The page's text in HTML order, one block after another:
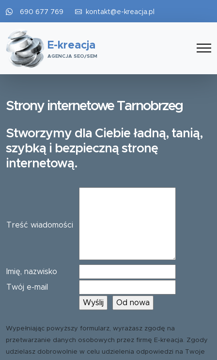
690 677 769 kontakt@e-kreacja.pl
E-kreacja
AGENCJA SEO/SEM
Strony internetowe Tarnobrzeg
Stworzymy dla Ciebie ładną, tanią,
szybką i bezpieczną stronę
internetową.
Treść wiadomości
Imię, nazwisko
Twój e-mail
Wypełniając powyższy formularz, wyrażasz zgodę na
przetwarzanie danych osobowych przez firmę E-kreacja. Zgody
udzielasz dobrowolnie w celu udzielenia odpowiedzi na Twoje